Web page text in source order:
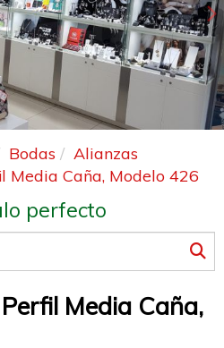
Bodas
Alianzas
Media Caña, Modelo 426
perfecto
Media Caña,